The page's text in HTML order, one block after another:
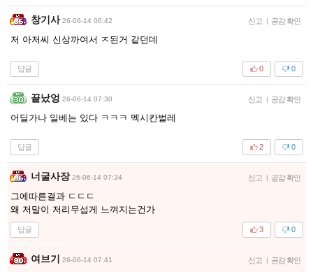
창기사 26-06-14 06:42 신고 | 공감 확인
저 아저씨 신상까여서 ㅈ된거 같던데
답글 0
0
끝났엉 26-06-14 07:30 신고 | 공감 확인
어딜가나 일베는 있다 ㅋㅋㅋ 멕시칸벌레
답글 0
2
너굴사장 26-06-14 07:34 신고 | 공감 확인
그에따른결과 ㄷㄷㄷ
왜 저말이 저리무섭게 느껴지는건가
답글 0
3
여브기 26-06-14 07:41 신고 | 공감 확인